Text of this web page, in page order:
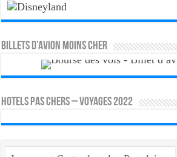
Billets d’avion moins cher
HOTELS PAS CHERS – VOYAGES 2022